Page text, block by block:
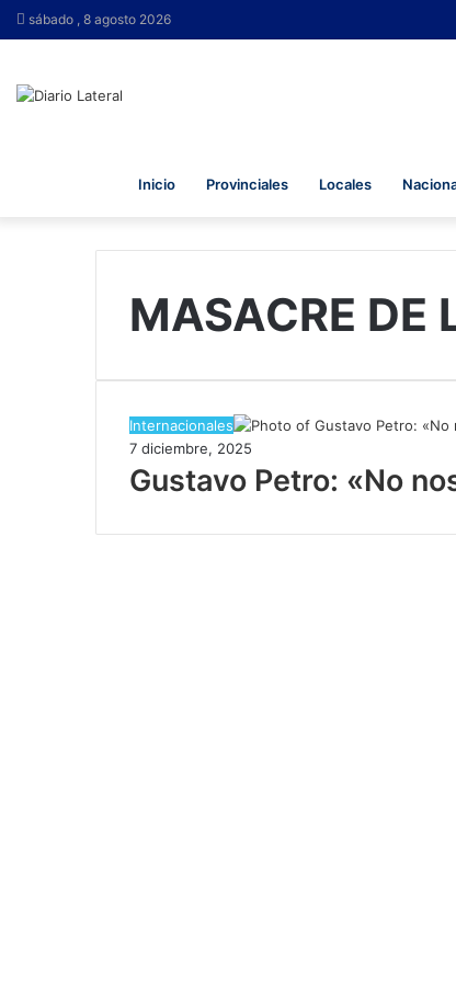
sábado , 8 agosto 2026
Inicio Provinciales Locales
MASACRE DE
Internacionales
7 diciembre, 2025
Gustavo Petro: «No